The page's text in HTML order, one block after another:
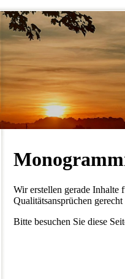
Wir erstellen gerade Inhalte
Qualitätsansprüchen
Bitte besuchen Sie diese